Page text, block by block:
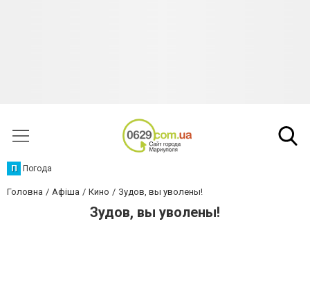
П Погода
Головна Афіша Кино Зудов, вы уволены!
Зудов, вы уволены!